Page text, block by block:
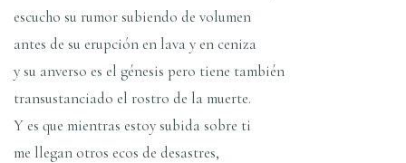
escucho su rumor subiendo de volumen
antes de su erupción en lava y en ceniza
y su anverso es el génesis pero tiene también
transustanciado el rostro de la muerte.
Y es que mientras estoy subida sobre ti
me llegan otros ecos de desastres,